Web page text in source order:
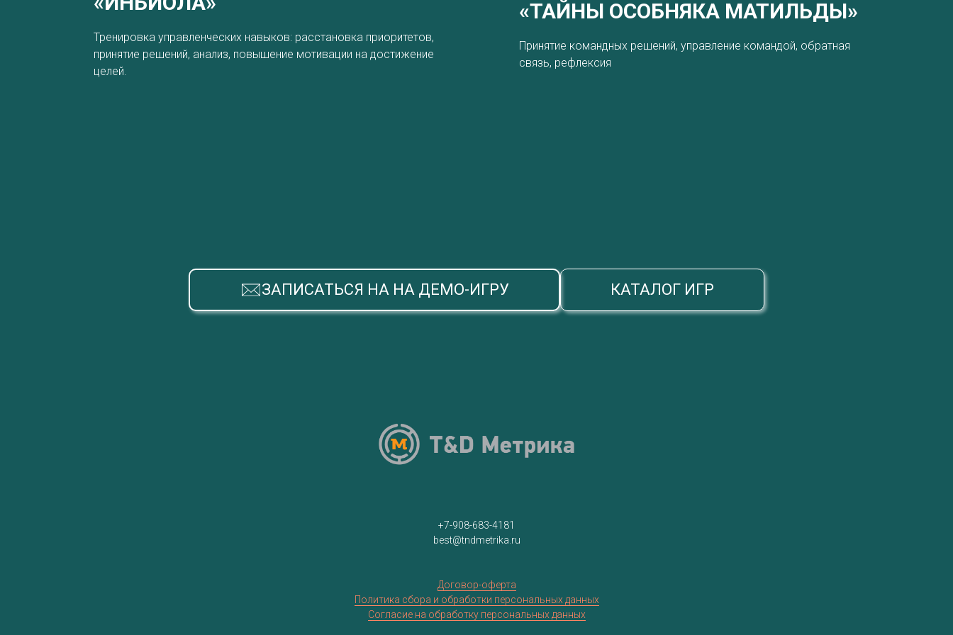
Тренировка управленческих навыков: расстановка приоритетов,
принятие решений, анализ, повышение мотивации на достижение
целей.
«ТАЙНЫ ОСОБНЯКА МАТИЛЬДЫ»
Принятие командных решений, управление командой, обратная
связь, рефлексия
ЗАПИСАТЬСЯ НА НА ДЕМО-ИГРУ КАТАЛОГ ИГР
+7-908-683-4181
best@tndmetrika.ru
Договор-оферта
Политика сбора и обработки персональных данных
Согласие на обработку персональных данных